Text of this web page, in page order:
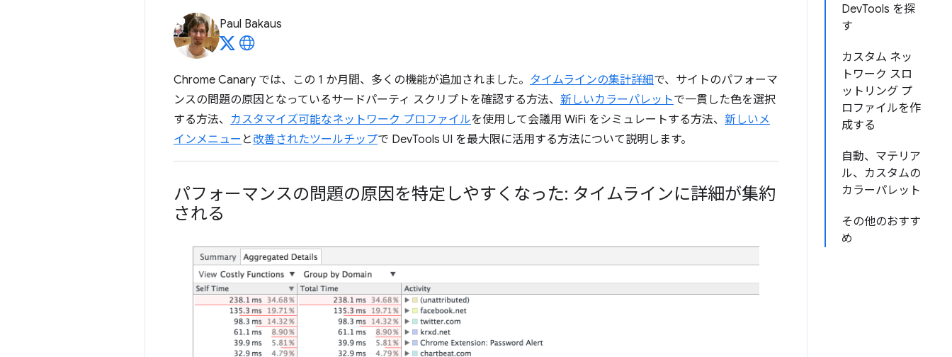
DevTools を探
す
カスタム ネッ
トワーク スロ
ットリング プ
ロファイルを作
成する
自動、マテリア
ル、カスタムの
カラーパレット
その他のおすす
め
Paul Bakaus
Chrome Canary では、この 1 か月間、多くの機能が追加されました。 タイムラインの集計詳細で、サイトのパフォーマ
ンスの問題の原因となっているサードパーティ スクリプトを確認する方法、 新しいカラーパレットで一貫した色を選択
する方法、 カスタマイズ可能なネットワーク プロファイルを使用して会議用 WiFi をシミュレートする方法、 新しいメ
インメニュー と 改善されたツールチップで DevTools UI を最大限に活用する方法について説明します。
パフォーマンスの問題の原因を特定しやすくなった: タイムラインに詳細が集約
される